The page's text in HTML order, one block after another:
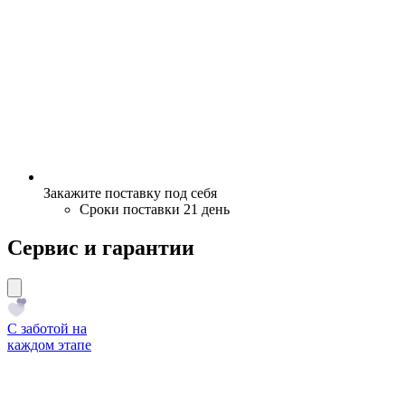
Закажите поставку под себя
Сроки поставки 21 день
Сервис и гарантии
С заботой на
каждом этапе